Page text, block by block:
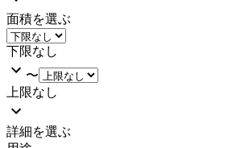
面積を選ぶ
下限なし
〜
上限なし
詳細を選ぶ